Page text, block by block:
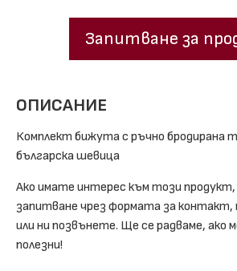
Запитване за
ОПИСАНИЕ
Комплект бижута с ръчно бродирана
българска шевица
Ако имате интерес към този
запитване чрез формата за
или ни позвънете. Ще се радваме, ако
полезни!